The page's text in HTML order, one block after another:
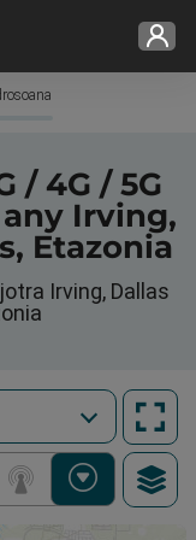
/ 4G / 5G
Irving,
Etazonia
Irving, Dallas